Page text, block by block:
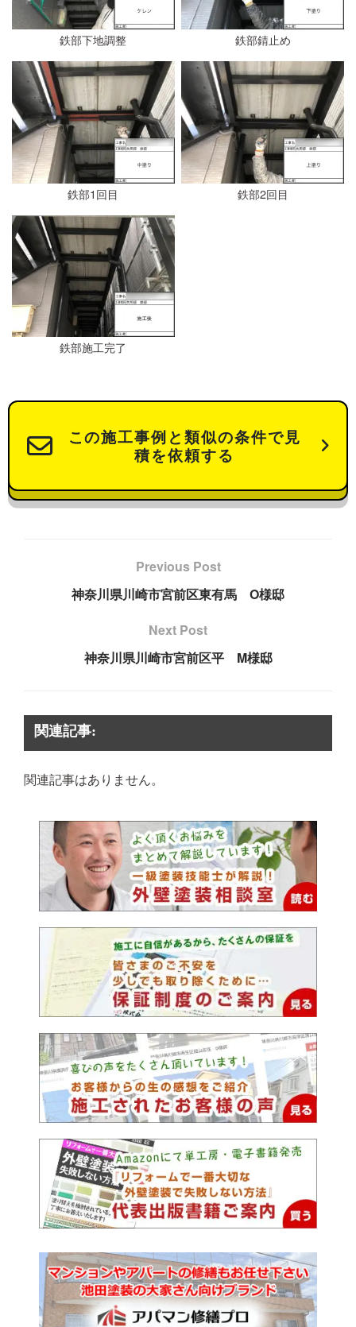
鉄部下地調整 鉄部錆止め
鉄部1回目 鉄部2回目
鉄部施工完了
この施工事例と類似の条件で見
積を依頼する
Previous Post
神奈川県川崎市宮前区東有馬 O様邸
Next Post
神奈川県川崎市宮前区平 M様邸
関連記事:
関連記事はありません。